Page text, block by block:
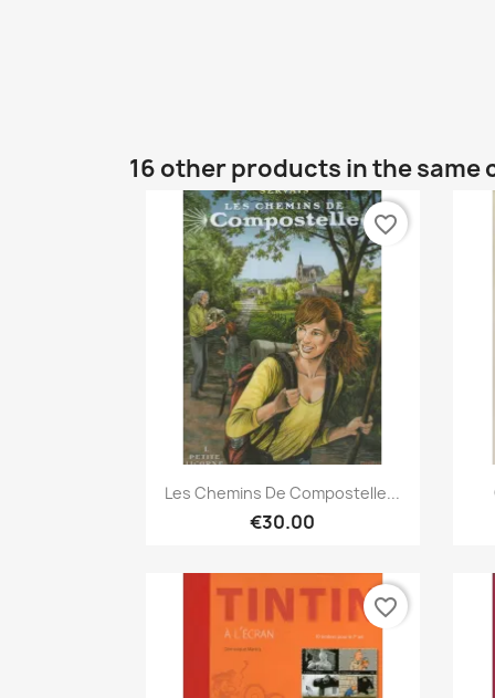
16 other products in the same
Quick view
Les Chemins De Compostelle...
€30.00
favorite_border
favorite_border